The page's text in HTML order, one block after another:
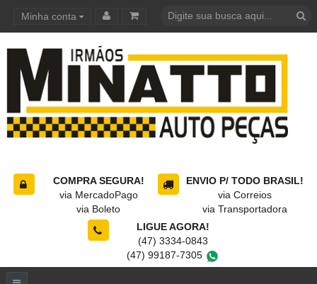
Minha conta
COMPRA SEGURA!
via MercadoPago
via Boleto
ENVIO P/ TODO BRASIL!
via Correios
via Transportadora
LIGUE AGORA!
(47) 3334-0843
(47) 99187-7305